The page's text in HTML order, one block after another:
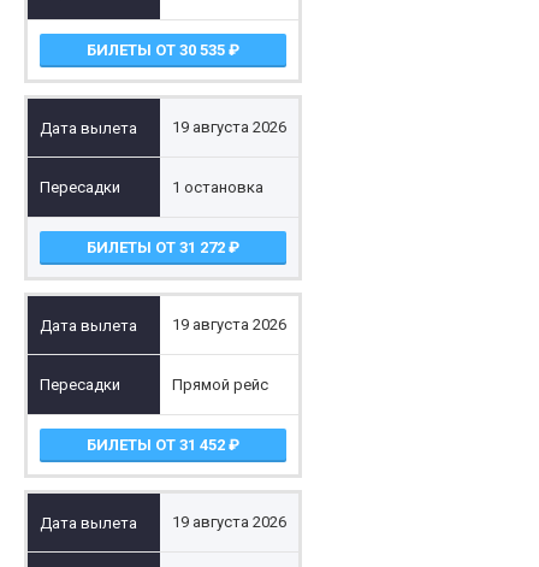
БИЛЕТЫ ОТ 30 535
19 августа 2026
1 остановка
БИЛЕТЫ ОТ 31 272
19 августа 2026
Прямой рейс
БИЛЕТЫ ОТ 31 452
19 августа 2026